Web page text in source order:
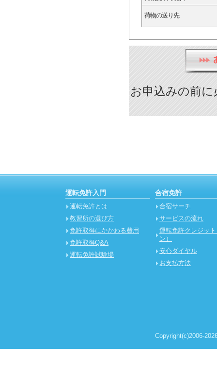
荷物の送り先
お申込みの前
運転免許入門
運転免許とは
教習所の選び方
免許取得にかかわる費用
免許取得Q&A
運転免許試験場
合宿免許
合宿サーチ
サービスの流れ
運転免許クレジッ
ン）
安心ダイヤル
お支払方法
Copyright(c)2006-